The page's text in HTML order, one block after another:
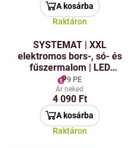
A kosárba
Raktáron
SYSTEMAT | XXL
elektromos bors-, só- és
fűszermalom | LED
világítás & állítható
durvaság | kerámia
mechanizmus
9 PE
Ár neked
4 090 Ft
A kosárba
Raktáron